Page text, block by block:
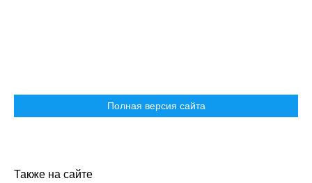
Полная версия сайта
Также на сайте